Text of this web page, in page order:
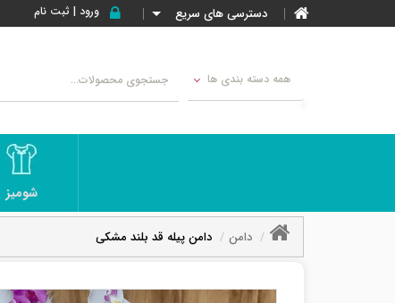
دسترسی های سریع ورود | ثبت نام
همه دسته بندی ها
شومیز
دامن دامن پیله قد بلند مشکی